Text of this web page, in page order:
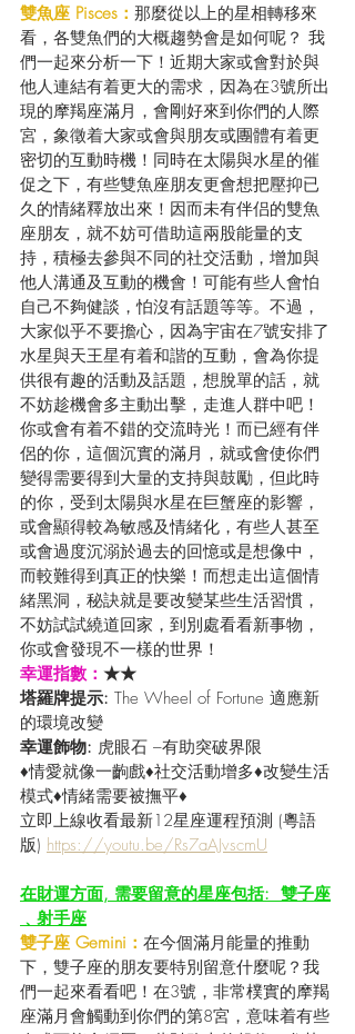
雙魚座 Pisces： 那麼從以上的星相轉移來
看，各雙魚們的大概趨勢會是如何呢？ 我
們一起來分析一下！近期大家或會對於與
他人連結有着更大的需求，因為在3號所出
現的摩羯座滿月，會剛好來到你們的人際
宮，象徵着大家或會與朋友或團體有着更
密切的互動時機！同時在太陽與水星的催
促之下，有些雙魚座朋友更會想把壓抑已
久的情緒釋放出來！因而未有伴侣的雙魚
座朋友，就不妨可借助這兩股能量的支
持，積極去參與不同的社交活動，增加與
他人溝通及互動的機會！可能有些人會怕
自己不夠健談，怕沒有話題等等。不過，
大家似乎不要擔心，因為宇宙在7號安排了
水星與天王星有着和諧的互動，會為你提
供很有趣的活動及話題，想脫單的話，就
不妨趁機會多主動出擊，走進人群中吧！
你或會有着不錯的交流時光！而已經有伴
侶的你，這個沉實的滿月，就或會使你們
變得需要得到大量的支持與鼓勵，但此時
的你，受到太陽與水星在巨蟹座的影響，
或會顯得較為敏感及情緒化，有些人甚至
或會過度沉溺於過去的回憶或是想像中，
而較難得到真正的快樂！而想走出這個情
緒黑洞，秘訣就是要改變某些生活習慣，
不妨試試繞道回家，到別處看看新事物，
你或會發現不一樣的世界！
幸運指數： ★★
塔羅牌提示: The Wheel of Fortune 適應新
的環境改變
幸運飾物: 虎眼石 –有助突破界限
♦情愛就像一齣戲♦社交活動增多♦改變生活
模式♦情緒需要被撫平♦
立即上線收看最新12星座運程預測 (粵語
版) https://youtu.be/Rs7aAJvscmU
在財運方面, 需要留意的星座包括:  雙子座
﹑射手座
雙子座 Gemini： 在今個滿月能量的推動
下，雙子座的朋友要特別留意什麼呢？我
們一起來看看吧！在3號，非常樸實的摩羯
座滿月會觸動到你們的第8宮，意味着有些